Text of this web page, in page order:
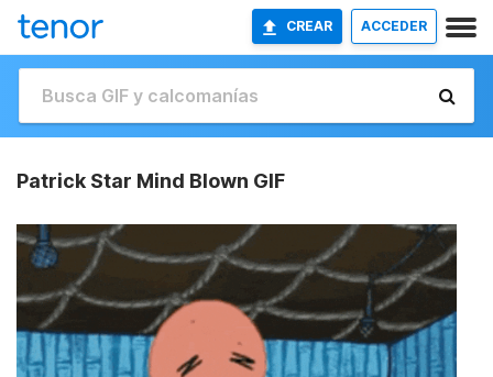
CREAR ACCEDER
Patrick Star Mind Blown GIF